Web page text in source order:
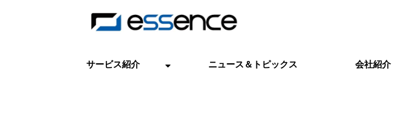
サービス紹介 ニュース＆トピックス 会社紹介